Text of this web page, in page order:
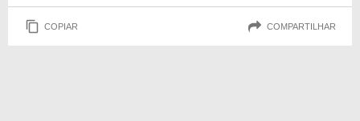
COPIAR COMPARTILHAR